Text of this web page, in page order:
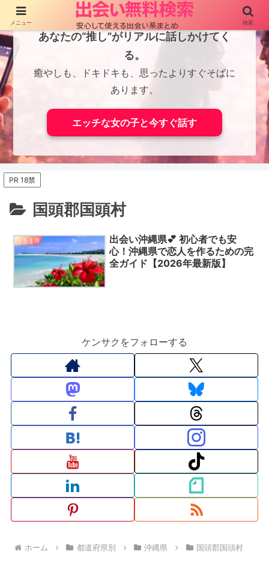
あなたの“推し”がリアルに話しかけてく
る。
癒やしも、ドキドキも、思ったよりすぐそばに
あります。
エッチな女の子と今すぐ話す
PR 18禁
国頭郡国頭村
うるま市
出会い沖縄県💕 初心者でも安
心！沖縄県で恋人を作るための完
全ガイド【2026年最新版】
ケンサクをフォローする
ホーム 都道府県別 沖縄県 国頭郡国頭村
メニュー 検索